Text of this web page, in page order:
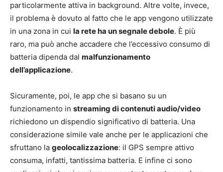
particolarmente attiva in background. Altre volte, invece,
il problema è dovuto al fatto che le app vengono utilizzate
in una zona in cui la rete ha un segnale debole. È più
raro, ma può anche accadere che l’eccessivo consumo di
batteria dipenda dal malfunzionamento
dell’applicazione.
Sicuramente, poi, le app che si basano su un
funzionamento in streaming di contenuti audio/video
richiedono un dispendio significativo di batteria. Una
considerazione simile vale anche per le applicazioni che
sfruttano la geolocalizzazione: il GPS sempre attivo
consuma, infatti, tantissima batteria. E infine ci sono